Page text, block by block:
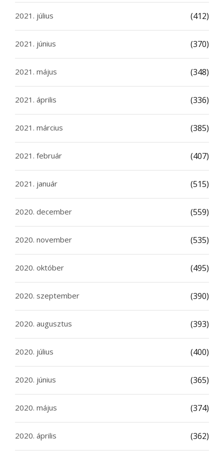
2021. július (412)
2021. június (370)
2021. május (348)
2021. április (336)
2021. március (385)
2021. február (407)
2021. január (515)
2020. december (559)
2020. november (535)
2020. október (495)
2020. szeptember (390)
2020. augusztus (393)
2020. július (400)
2020. június (365)
2020. május (374)
2020. április (362)